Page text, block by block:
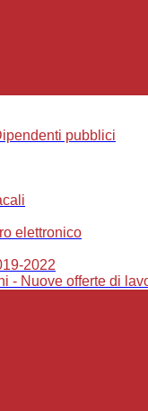
pubblici
elettronico
2022
- Nuove offerte di